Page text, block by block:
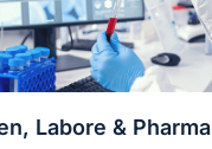
Labore & Pharma